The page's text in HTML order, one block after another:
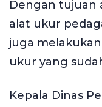
Dengan tujuan
alat ukur
juga
ukur yang
Kepala Dinas